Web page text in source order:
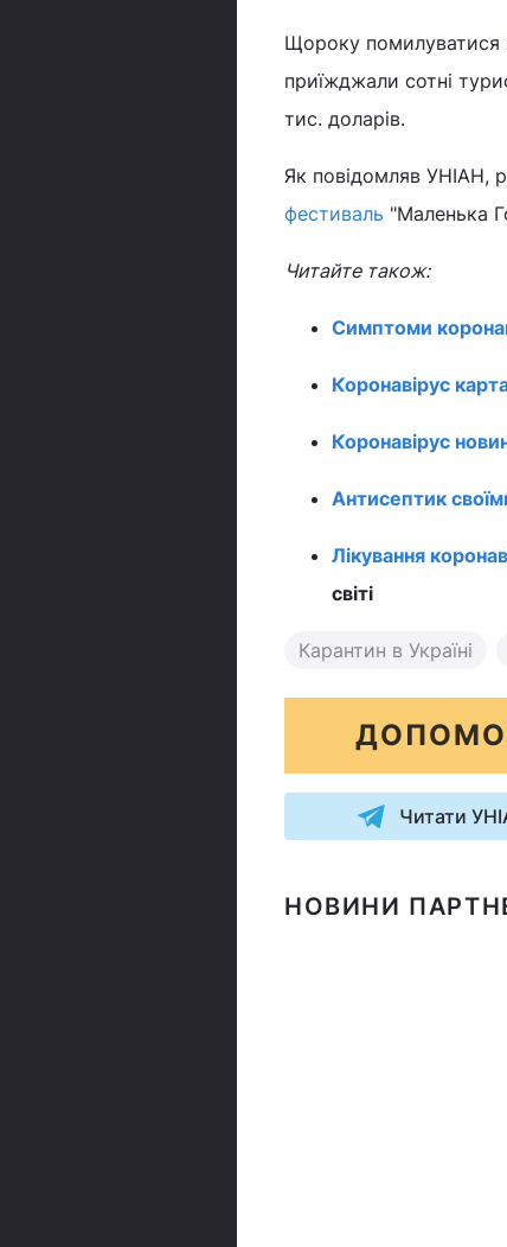
Щороку помилуватися
приїжджали сотні
тис. доларів.
Як повідомляв УНІАН,
фестиваль "Маленька
Читайте також:
Симптоми
Коронавірус
Коронавірус
Антисептик
Лікування
світі
Карантин в Україні
Читати
НОВИНИ